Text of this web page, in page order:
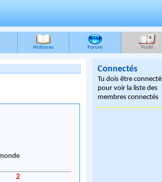
Histoires Forum Profil
2
Connectés
Tu dois être connecté
pour voir la liste des
membres connectés